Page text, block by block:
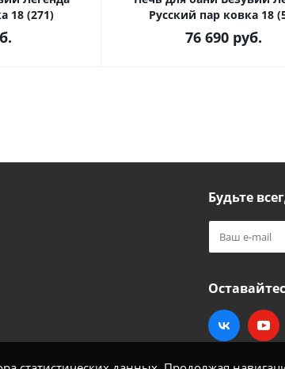
18 (271)
Русский пар ковка 18
76 690 руб.
Будьте